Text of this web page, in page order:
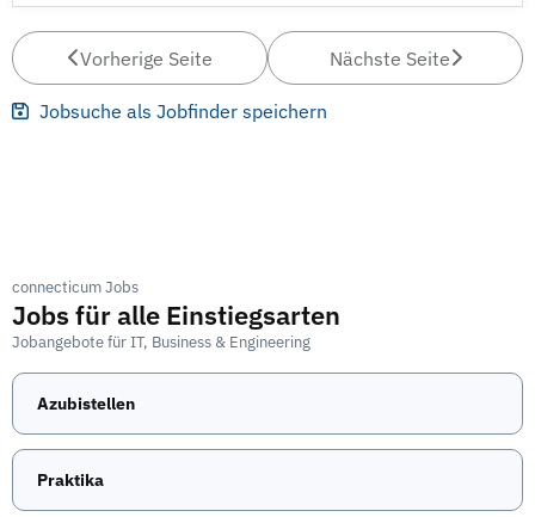
Vorherige Seite Nächste Seite
Jobsuche als Jobfinder speichern
connecticum Jobs
Jobs für alle Einstiegsarten
Jobangebote für IT, Business & Engineering
Azubistellen
Praktika